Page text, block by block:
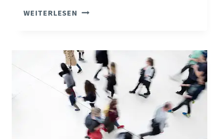
WEITERLESEN WILLST
GEHEIMTIPP
BLEIBEN?